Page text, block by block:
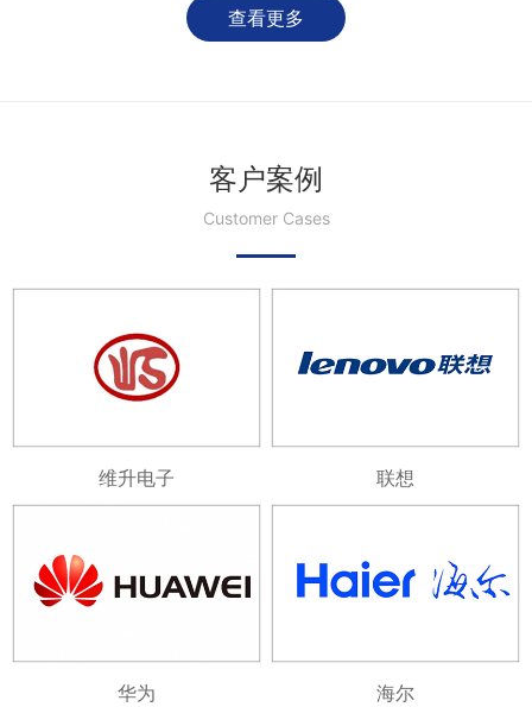
查看更多
客户案例
Customer Cases
维升电子 联想
华为 海尔